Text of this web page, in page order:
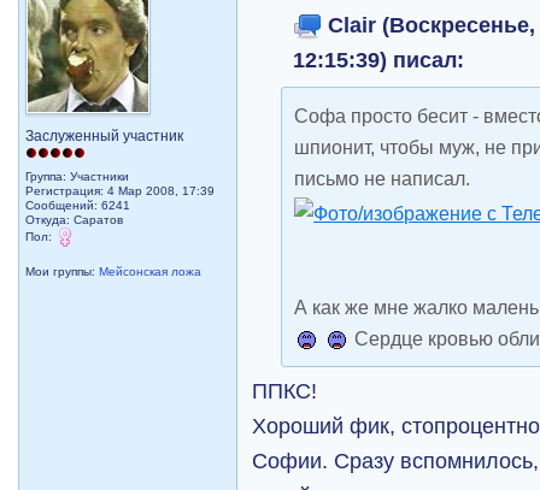
Заслуженный участник
Группа: Участники
Регистрация: 4 Мар 2008, 17:39
Сообщений: 6241
Откуда: Саратов
Пол:
Мои группы:Мейсонская ложа
Clair (Воскресенье,
12:15:39) писал:
Софа просто бесит -
шпионит, чтобы муж, не
письмо не написал.
А как же мне жалко
Сердце кровью
ППКС!
Хороший фик,
Софии. Сразу вспомнилось,